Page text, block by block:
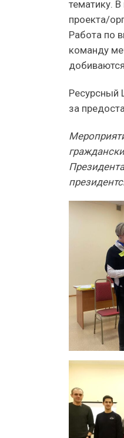
тематику.
проекта/
Работа по
команду
Ресурсный
за